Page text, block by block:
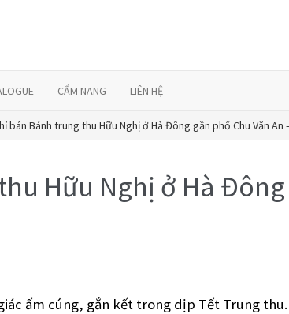
CẨM NANG LIÊN HỆ
bán Bánh trung thu Hữu Nghị ở Hà Đông gần phố Chu Văn An
Hữu Nghị ở Hà Đông
ấm cúng, gắn kết trong dịp Tết Trung